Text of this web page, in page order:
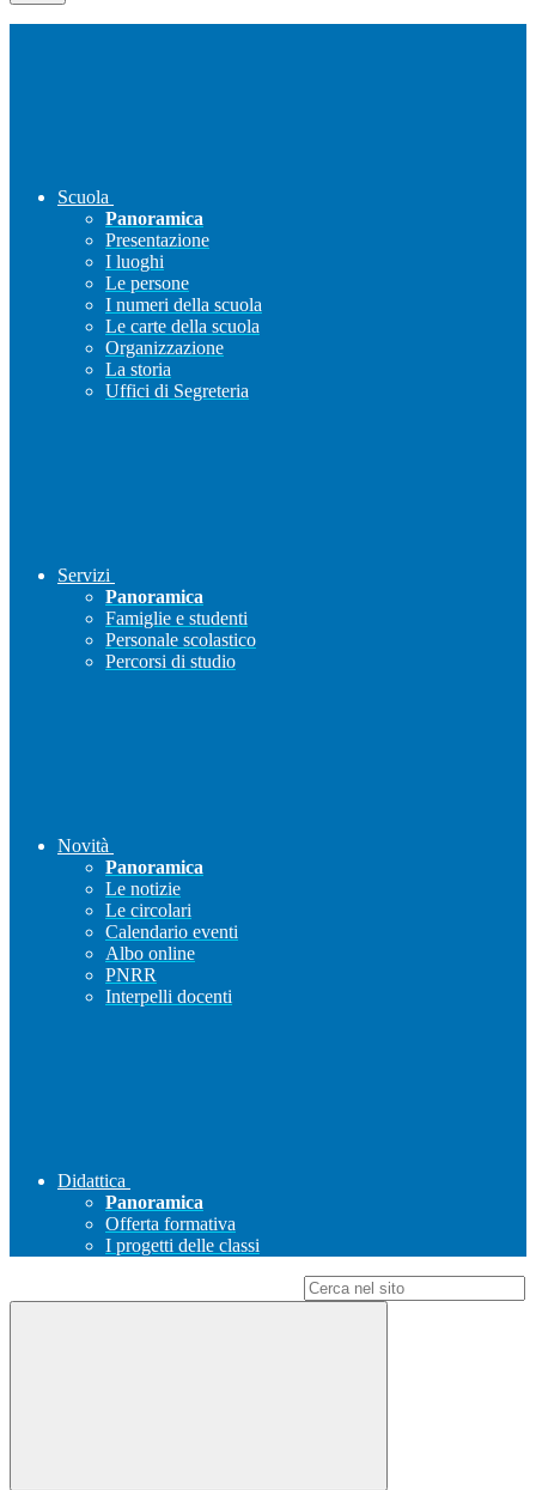
Scuola
Panoramica
Presentazione
I luoghi
Le persone
I numeri della scuola
Le carte della scuola
Organizzazione
La storia
Uffici di Segreteria
Servizi
Panoramica
Famiglie e studenti
Personale scolastico
Percorsi di studio
Novità
Panoramica
Le notizie
Le circolari
Calendario eventi
Albo online
PNRR
Interpelli docenti
Didattica
Panoramica
Offerta formativa
I progetti delle classi